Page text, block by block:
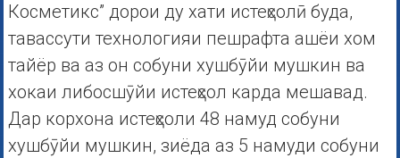
Косметикс” дорои ду хати истеҳсолӣ буда,
тавассути технологияи пешрафта ашёи хом
тайёр ва аз он собуни хушбӯйи мушкин ва
хокаи либосшӯйи истеҳсол карда мешавад.
Дар корхона истеҳсоли 48 намуд собуни
хушбӯйи мушкин, зиёда аз 5 намуди собуни